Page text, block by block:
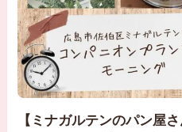
【ミナガルテンのパン屋